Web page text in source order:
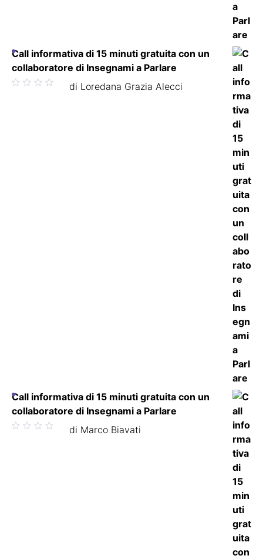
Call informativa di 15 minuti gratuita con un
collaboratore di Insegnami a Parlare
Valutato di Loredana Grazia Alecci
Call informativa di 15 minuti gratuita con un
collaboratore di Insegnami a Parlare
Valutato di Marco Biavati